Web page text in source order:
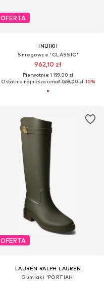
OFERTA
INUIKII
Śniegowce 'CLASSIC'
962,10 zł
Pierwotnie: 1 199,00 zł
Ostatnia najniższa cena:1 069,00 zł-10%
OFERTA
LAUREN RALPH LAUREN
Gumiaki 'PORTIAH'